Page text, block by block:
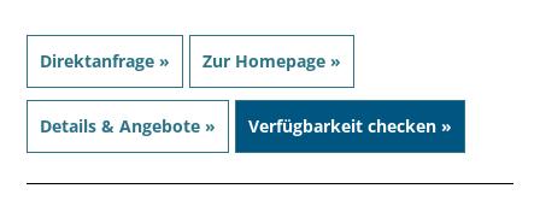
Direktanfrage » Zur Homepage »
Details & Angebote » Verfügbarkeit checken »